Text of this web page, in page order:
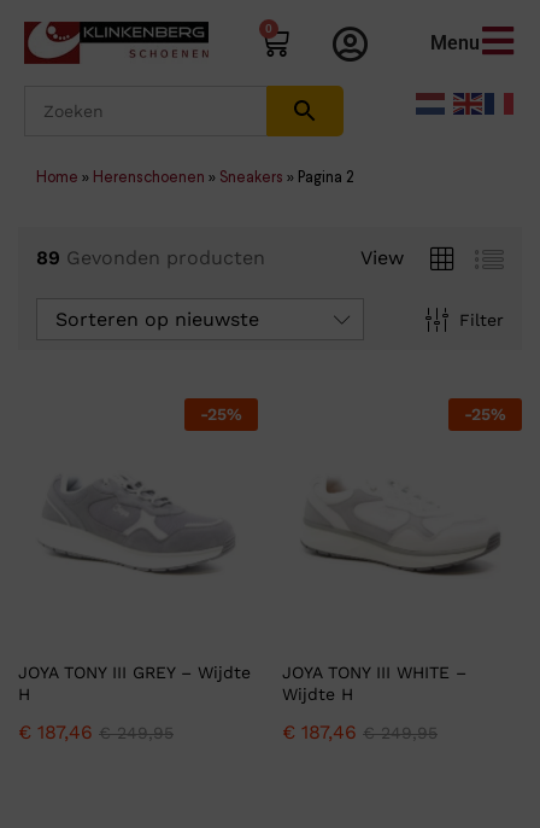
0
Menu
Home » Herenschoenen » Sneakers » Pagina 2
89 Gevonden producten View
Filter
Sorteren op nieuwste
-25%
JOYA TONY III GREY – Wijdte
H
€ 187,46 €249,95
-25%
JOYA TONY III WHITE –
Wijdte H
€ 187,46 €249,95